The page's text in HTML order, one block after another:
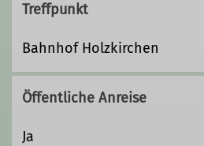
Treffpunkt
Bahnhof Holzkirchen
Öffentliche Anreise
Ja